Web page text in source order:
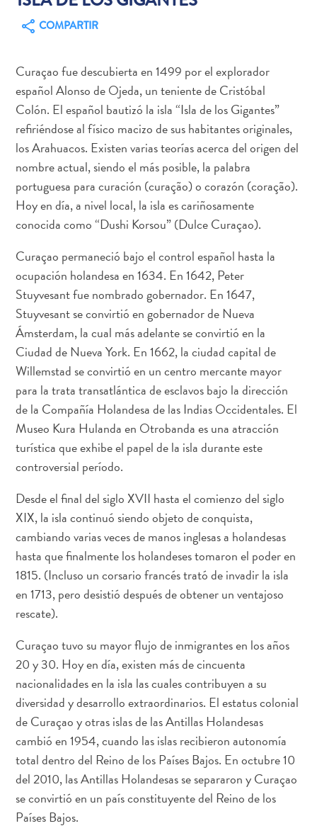
Actividades
acuáticas
Alquiler
de
coches
Arte
Cultura
Aventuras
en
tierra
Comida
bebida
Deportes
y
golf
Excursiones
Monumentos
y
lugares
de
interés
Naturaleza
y
parques
Operadores
de
Playas
Servicios
de
taxi
de
buceo
y
snorkel
Spa
y
bienestar
COMPARTIR
Curaçao fue descubierta en 1499 por el explorador
español Alonso de Ojeda, un teniente de Cristóbal
Colón. El español bautizó la isla “Isla de los Gigantes”
refiriéndose al físico macizo de sus habitantes originales,
los Arahuacos. Existen varias teorías acerca del origen del
nombre actual, siendo el más posible, la palabra
portuguesa para curación (curação) o corazón (coração).
Hoy en día, a nivel local, la isla es cariñosamente
conocida como “Dushi Korsou” (Dulce Curaçao).
Curaçao permaneció bajo el control español hasta la
ocupación holandesa en 1634. En 1642, Peter
Stuyvesant fue nombrado gobernador. En 1647,
Stuyvesant se convirtió en gobernador de Nueva
Ámsterdam, la cual más adelante se convirtió en la
Ciudad de Nueva York. En 1662, la ciudad capital de
Willemstad se convirtió en un centro mercante mayor
para la trata transatlántica de esclavos bajo la dirección
de la Compañía Holandesa de las Indias Occidentales. El
Museo Kura Hulanda en Otrobanda es una atracción
turística que exhibe el papel de la isla durante este
controversial período.
Desde el final del siglo XVII hasta el comienzo del siglo
XIX, la isla continuó siendo objeto de conquista,
cambiando varias veces de manos inglesas a holandesas
hasta que finalmente los holandeses tomaron el poder en
1815. (Incluso un corsario francés trató de invadir la isla
en 1713, pero desistió después de obtener un ventajoso
rescate).
Curaçao tuvo su mayor flujo de inmigrantes en los años
20 y 30. Hoy en día, existen más de cincuenta
nacionalidades en la isla las cuales contribuyen a su
diversidad y desarrollo extraordinarios. El estatus colonial
de Curaçao y otras islas de las Antillas Holandesas
cambió en 1954, cuando las islas recibieron autonomía
total dentro del Reino de los Países Bajos. En octubre 10
del 2010, las Antillas Holandesas se separaron y Curaçao
se convirtió en un país constituyente del Reino de los
Países Bajos.